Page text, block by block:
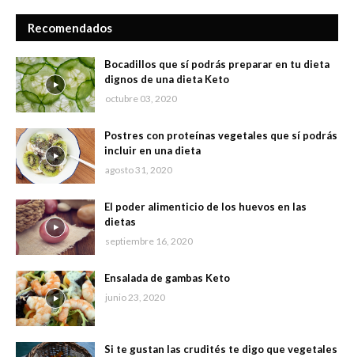
Recomendados
Bocadillos que sí podrás preparar en tu dieta
dignos de una dieta Keto
octubre 03, 2020
Postres con proteínas vegetales que sí podrás
incluir en una dieta
agosto 31, 2020
El poder alimenticio de los huevos en las
dietas
septiembre 16, 2020
Ensalada de gambas Keto
junio 23, 2020
Si te gustan las crudités te digo que vegetales